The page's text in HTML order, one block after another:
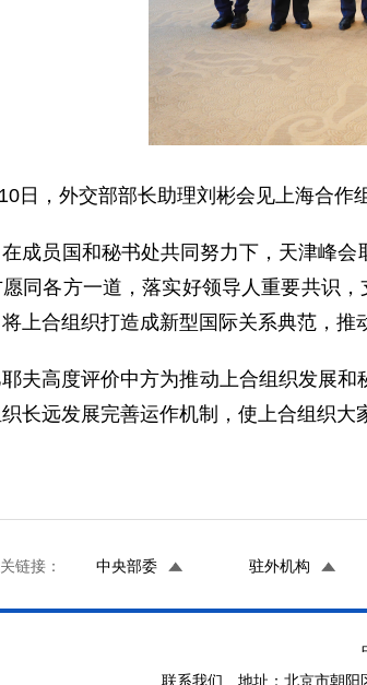
日，外交部部长助理刘彬会见上海合作
成员国和秘书处共同努力下，天津峰
同各方一道，落实好领导人重要共识
上合组织打造成新型国际关系典范，推
夫高度评价中方为推动上合组织发展
长远发展完善运作机制，使上合组织大
链接： 中央部委 驻外机构
联系我们 地址：北京市朝